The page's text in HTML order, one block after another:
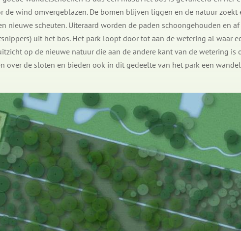
de wind omvergeblazen. De bomen blijven liggen en de natuur zoekt
nieuwe scheuten. Uiteraard worden de paden schoongehouden en
uit het bos. Het park loopt door tot aan de wetering al waar
op de nieuwe natuur die aan de andere kant van de wetering is
over de sloten en bieden ook in dit gedeelte van het park een